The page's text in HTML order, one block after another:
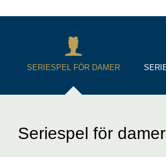
SERIESPEL FÖR DAMER
Seriespel för